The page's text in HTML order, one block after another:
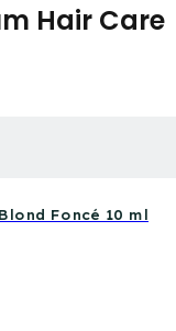
Hair Care
Foncé 10 ml